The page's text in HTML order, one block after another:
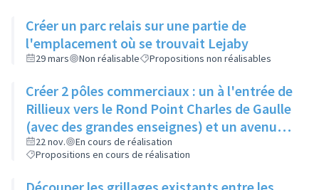
Créer un parc relais sur une partie de
l'emplacement où se trouvait Lejaby
29 mars Non réalisable Propositions non réalisables
Créer 2 pôles commerciaux : un à l'entrée de
Rillieux vers le Rond Point Charles de Gaulle
(avec des grandes enseignes) et un avenue
de l'Europe (avec commerces spécifiques).
Entre les 2, créer un cheminement agréable
avec une signalétique forte.
22 nov.
En cours de réalisation
Propositions en cours de réalisation